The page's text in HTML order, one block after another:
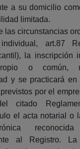
a su domicilio
limitada.
las circunstancias
art.87
la inscripción
o común,
y se practicará
por el
citado
el acta notarial o
al Registro.